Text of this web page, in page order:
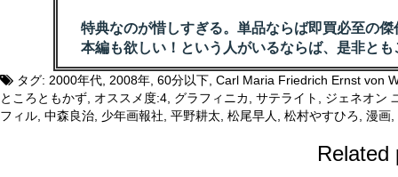
特典なのが惜しすぎる。単品ならば即買必至の傑
本編も欲しい！という人がいるならば、是非と
タグ: 2000年代 2008年 60分以下 Carl Maria Friedrich Ernst von
ところともかず オススメ度:4 グラフィニカ サテライト
ジェネオン
フィル 中森良治 少年画報社 平野耕太 松尾早人 松村やすひろ 漫画
Related